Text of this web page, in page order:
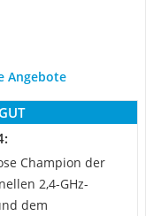
Angebote
GUT
Champion der
2,4-GHz-
dem